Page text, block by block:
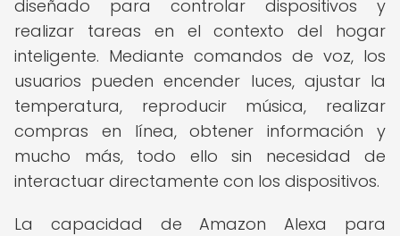
diseñado para controlar dispositivos y
realizar tareas en el contexto del hogar
inteligente. Mediante comandos de voz, los
usuarios pueden encender luces, ajustar la
temperatura, reproducir música, realizar
compras en línea, obtener información y
mucho más, todo ello sin necesidad de
interactuar directamente con los dispositivos.
La capacidad de Amazon Alexa para